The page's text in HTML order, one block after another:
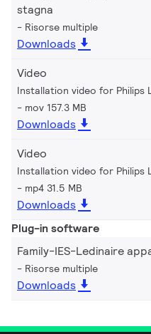
stagna
Risorse multiple
Downloads
Video
Installation video for Philips
mov 157.3 MB
Downloads
Video
Installation video for Philips
mp4 31.5 MB
Downloads
Plug-in software
Family-IES-Ledinaire
Risorse multiple
Downloads